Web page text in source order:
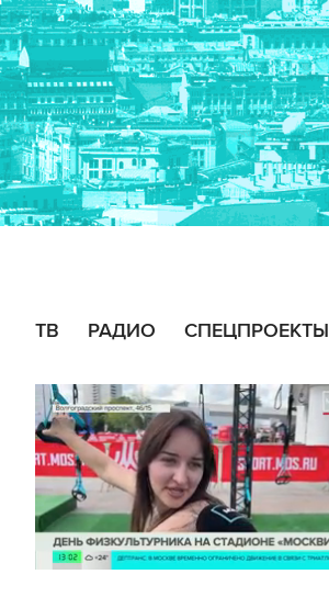
ТВ РАДИО СПЕЦПРОЕКТЫ